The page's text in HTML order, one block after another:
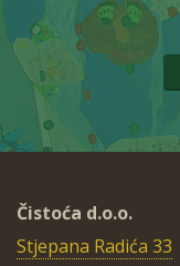
Čistoća d.o.o.
Stjepana Radića 33